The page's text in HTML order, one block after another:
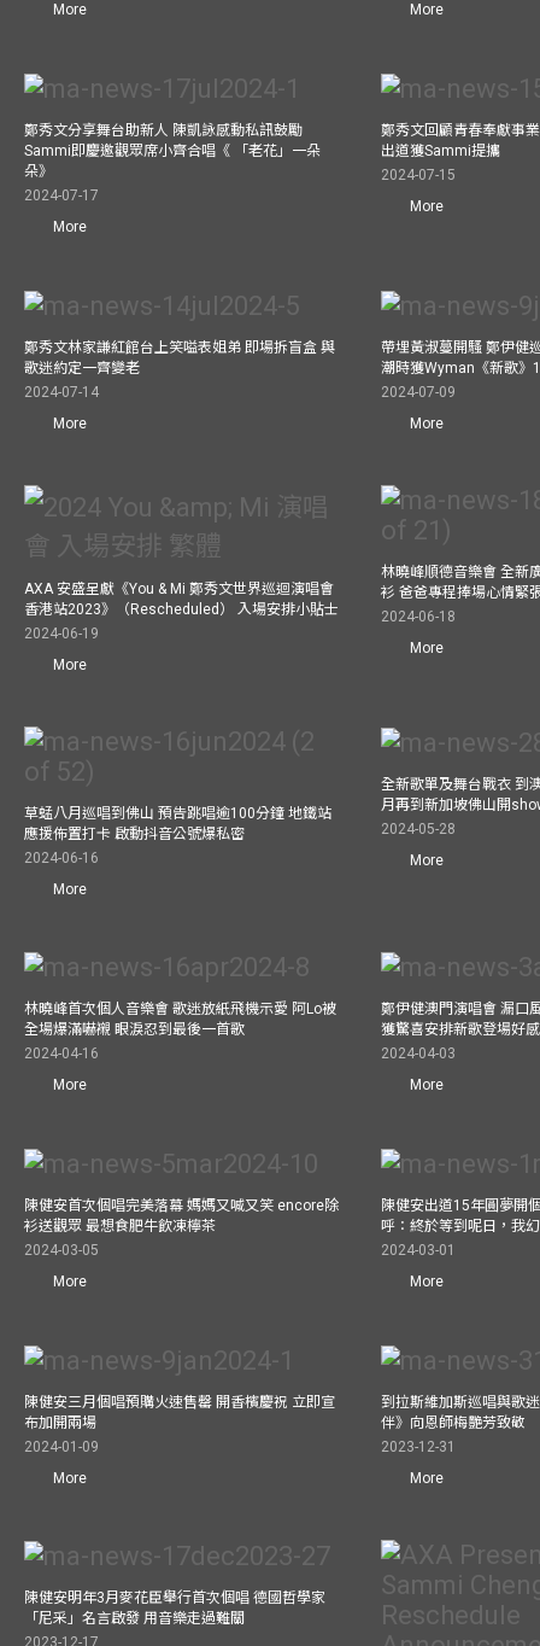
More
More
鄭秀文分享舞台助新人 陳凱詠感動私訊鼓勵
Sammi即慶邀觀眾席小齊合唱《 「老花」一朵
朵》
2024-07-17
More
鄭秀文回顧青春奉獻事
出道獲Sammi提攜
2024-07-15
More
鄭秀文林家謙紅館台上笑嗌表姐弟 即場拆盲盒 與
歌迷約定一齊變老
2024-07-14
More
帶埋黃淑蔓開騷 鄭伊健
潮時獲Wyman《新歌》
2024-07-09
More
AXA 安盛呈獻《You & Mi 鄭秀文世界巡迴演唱會
香港站2023》（Rescheduled） 入場安排小貼士
2024-06-19
More
林曉峰順德音樂會 全新
衫 爸爸專程捧場心情緊
2024-06-18
More
草蜢八月巡唱到佛山 預告跳唱逾100分鐘 地鐵站
應援佈置打卡 啟動抖音公號爆私密
2024-06-16
More
全新歌單及舞台戰衣 到
月再到新加坡佛山開
2024-05-28
More
林曉峰首次個人音樂會 歌迷放紙飛機示愛 阿Lo被
全場爆滿嚇襯 眼淚忍到最後一首歌
2024-04-16
More
鄭伊健澳門演唱會 漏口
獲驚喜安排新歌登場好
2024-04-03
More
陳健安首次個唱完美落幕 媽媽又喊又笑 encore除
衫送觀眾 最想食肥牛飲凍檸茶
2024-03-05
More
陳健安出道15年圓夢開
呼：終於等到呢日，我
2024-03-01
More
陳健安三月個唱預購火速售罄 開香檳慶祝 立即宣
布加開兩場
2024-01-09
More
到拉斯維加斯巡唱與歌
伴》向恩師梅艷芳致敬
2023-12-31
More
陳健安明年3月麥花臣舉行首次個唱 德國哲學家
「尼采」名言啟發 用音樂走過難關